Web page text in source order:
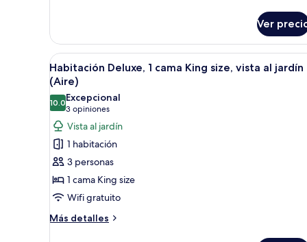
jardín
(Arena)
Deluxe,
cama
King
size,
vista
al
jardín
(Arena)
Ver
Abrir
todas
las
fotos
de
Habitación
Deluxe,
1
cama
King
size,
Un dormitorio con una cama
4
Habitación Deluxe, 1 cama King size, vista al jardín
(Aire)
10.010.0 de 10
Excepcional
3 opiniones
(3
opiniones)
Vista al jardín
1 habitación
3 personas
1 cama King size
Wifi gratuito
Más detalles
Más